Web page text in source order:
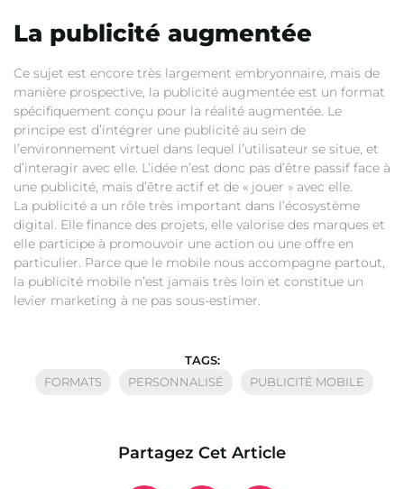
La publicité augmentée
Ce sujet est encore très largement embryonnaire, mais de
manière prospective, la publicité augmentée est un format
spécifiquement conçu pour la réalité augmentée. Le
principe est d’intégrer une publicité au sein de
l’environnement virtuel dans lequel l’utilisateur se situe, et
d’interagir avec elle. L’idée n’est donc pas d’être passif face à
une publicité, mais d’être actif et de « jouer » avec elle.
La publicité a un rôle très important dans l’écosystème
digital. Elle finance des projets, elle valorise des marques et
elle participe à promouvoir une action ou une offre en
particulier. Parce que le mobile nous accompagne partout,
la publicité mobile n’est jamais très loin et constitue un
levier marketing à ne pas sous-estimer.
TAGS:
FORMATS
PERSONNALISÉ PUBLICITÉ MOBILE
Partagez Cet Article